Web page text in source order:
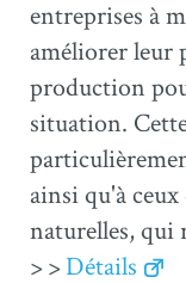
entreprises à
améliorer leur
production
situation.
ainsi qu'à
naturelles, qui
> >Détails